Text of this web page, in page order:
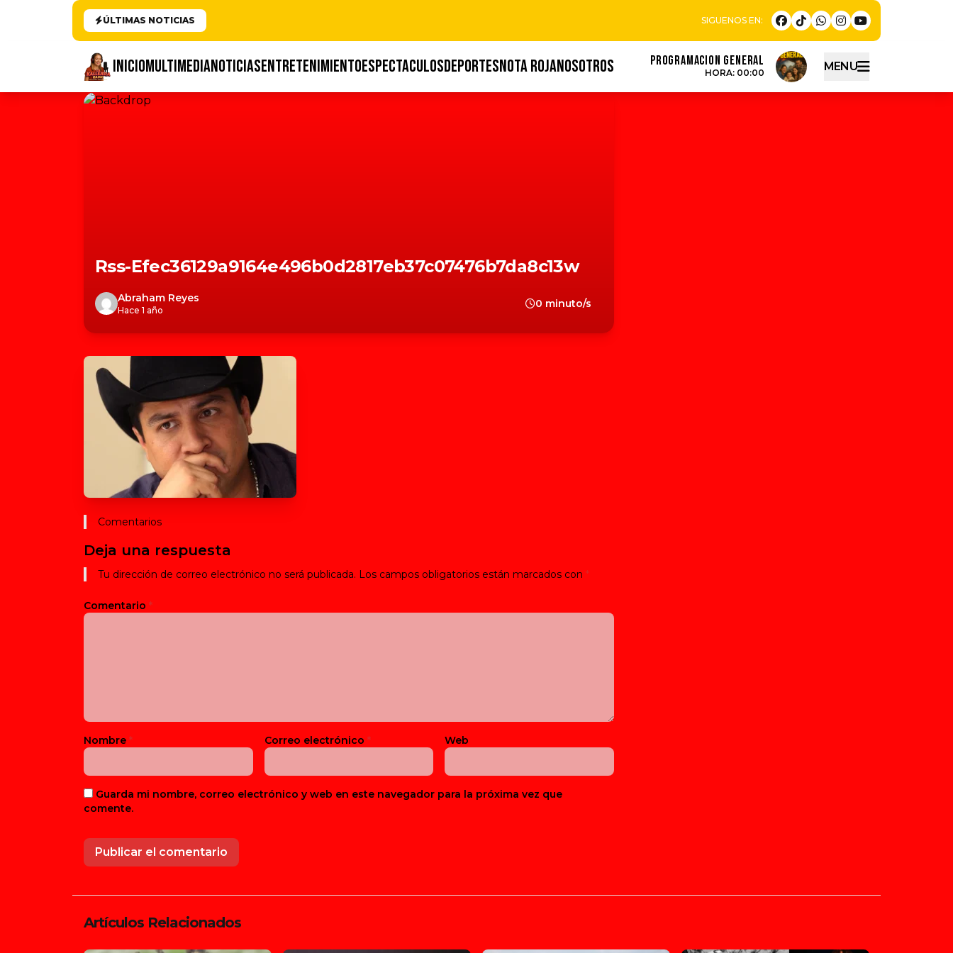
ÚLTIMAS NOTICIAS
INICIOMULTIMEDIANOTICIASENTRETENIMIENTOESPECTACULOSDEPORTESNOTA ROJANOSOTROS PROGRAMACION GENERAL
HORA: 00:00 MENU
Rss-Efec36129a9164e496b0d2817eb37c07476b7da8c13w
Abraham Reyes
Hace 1 año
0 minuto/s
Comentarios
Deja una respuesta
Tu dirección de correo electrónico no será publicada. Los campos obligatorios están marcados con *
Comentario *
Nombre * Correo electrónico * Web
Guarda mi nombre, correo electrónico y web en este navegador para la próxima vez que
comente.
Artículos Relacionados